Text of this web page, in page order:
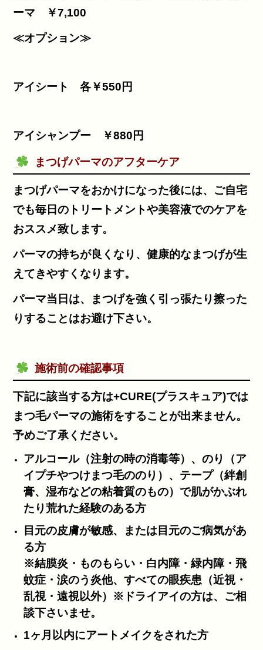
ーマ ￥7,100
≪オプション≫
アイシート 各￥550円
アイシャンプー ￥880円
まつげパーマのアフターケア
まつげパーマをおかけになった後には、ご自宅
でも毎日のトリートメントや美容液でのケアを
おススメ致します。
パーマの持ちが良くなり、健康的なまつげが生
えてきやすくなります。
パーマ当日は、まつげを強く引っ張たり擦った
りすることはお避け下さい。
施術前の確認事項
下記に該当する方は+CURE(プラスキュア)では
まつ毛パーマの施術をすることが出来ません。
予めご了承ください。
アルコール（注射の時の消毒等）、のり（ア
イプチやつけまつ毛ののり）、テープ（絆創
膏、湿布などの粘着質のもの）で肌がかぶれ
たり荒れた経験のある方
目元の皮膚が敏感、または目元のご病気があ
る方
※結膜炎・ものもらい・白内障・緑内障・飛
蚊症・涙のう炎他、すべての眼疾患（近視・
乱視・遠視以外）※ドライアイの方は、ご相
談下さいませ。
1ヶ月以内にアートメイクをされた方